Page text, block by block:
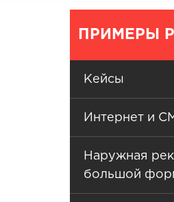
ПРИМЕРЫ
Кейсы
Интернет и
Наружная
большой